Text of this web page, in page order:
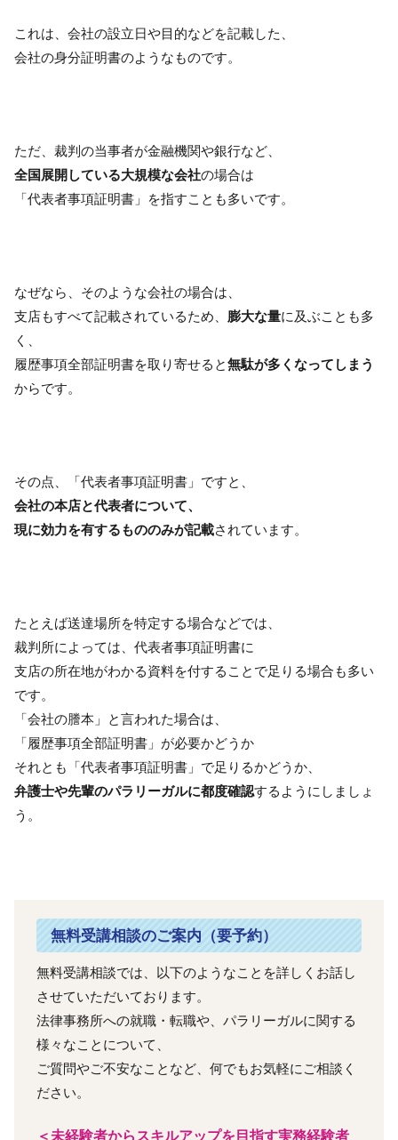
これは、会社の設立日や目的などを記載した、
会社の身分証明書のようなものです。
ただ、裁判の当事者が金融機関や銀行など、
全国展開している大規模な会社の場合は
「代表者事項証明書」を指すことも多いです。
なぜなら、そのような会社の場合は、
支店もすべて記載されているため、 膨大な量に及ぶことも多
く、
履歴事項全部証明書を取り寄せると無駄が多くなってしまう
からです。
その点、「代表者事項証明書」ですと、
会社の本店と代表者について、
現に効力を有するもののみが記載されています。
たとえば送達場所を特定する場合などでは、
裁判所によっては、代表者事項証明書に
支店の所在地がわかる資料を付することで足りる場合も多い
です。
「会社の謄本」と言われた場合は、
「履歴事項全部証明書」が必要かどうか
それとも「代表者事項証明書」で足りるかどうか、
弁護士や先輩のパラリーガルに都度確認するようにしましょ
う。
無料受講相談のご案内（要予約）
無料受講相談では、以下のようなことを詳しくお話し
させていただいております。
法律事務所への就職・転職や、パラリーガルに関する
様々なことについて、
ご質問やご不安なことなど、何でもお気軽にご相談く
ださい。
＜未経験者からスキルアップを目指す実務経験者